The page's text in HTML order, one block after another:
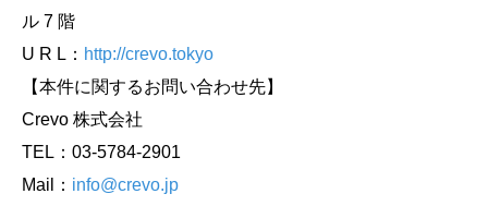
ル 7 階
U R L： http://crevo.tokyo
【本件に関するお問い合わせ先】
Crevo 株式会社
TEL：03-5784-2901
Mail： info@crevo.jp